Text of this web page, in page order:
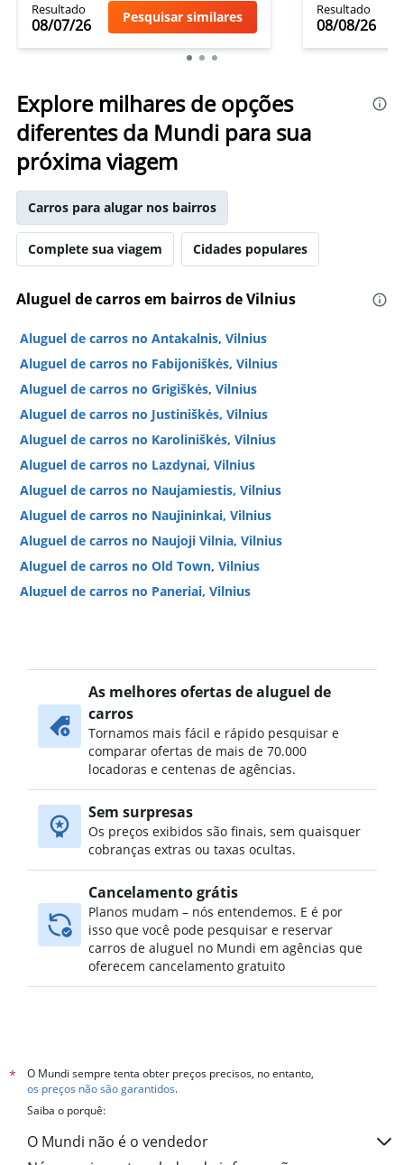
Resultado
08/07/26 Pesquisar similares Resultado
08/08/26
Explore milhares de opções
diferentes da Mundi para sua
próxima viagem
Carros para alugar nos bairros
Complete sua viagem Cidades populares
Aluguel de carros em bairros de Vilnius
Aluguel de carros no Antakalnis, Vilnius
Aluguel de carros no Fabijoniškės, Vilnius
Aluguel de carros no Grigiškės, Vilnius
Aluguel de carros no Justiniškės, Vilnius
Aluguel de carros no Karoliniškės, Vilnius
Aluguel de carros no Lazdynai, Vilnius
Aluguel de carros no Naujamiestis, Vilnius
Aluguel de carros no Naujininkai, Vilnius
Aluguel de carros no Naujoji Vilnia, Vilnius
Aluguel de carros no Old Town, Vilnius
Aluguel de carros no Paneriai, Vilnius
Aluguel de carros no Rasos, Vilnius
Aluguel de carros no Šeškinė, Vilnius
Aluguel de carros no Šnipiškės, Vilnius
Aluguel de carros no Verkiai, Vilnius
Aluguel de carros no Vilkpėdė, Vilnius
Aluguel de carros no Viršuliškės, Vilnius
Aluguel de carros no Žirmūnai, Vilnius
Aluguel de carros no Žvėrynas, Vilnius
As melhores ofertas de aluguel de
carros
Tornamos mais fácil e rápido pesquisar e
comparar ofertas de mais de 70.000
locadoras e centenas de agências.
Sem surpresas
Os preços exibidos são finais, sem quaisquer
cobranças extras ou taxas ocultas.
Cancelamento grátis
Planos mudam – nós entendemos. E é por
isso que você pode pesquisar e reservar
carros de aluguel no Mundi em agências que
oferecem cancelamento gratuito
*
O Mundi sempre tenta obter preços precisos, no entanto,
os preços não são garantidos.
Saiba o porquê:
O Mundi não é o vendedor